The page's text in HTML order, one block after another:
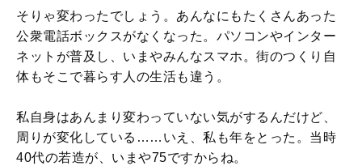
そりゃ変わったでしょう。あんなにもたくさんあった
公衆電話ボックスがなくなった。パソコンやインター
ネットが普及し、いまやみんなスマホ。街のつくり自
体もそこで暮らす人の生活も違う。
私自身はあんまり変わっていない気がするんだけど、
周りが変化している……いえ、私も年をとった。当時
40代の若造が、いまや75ですからね。